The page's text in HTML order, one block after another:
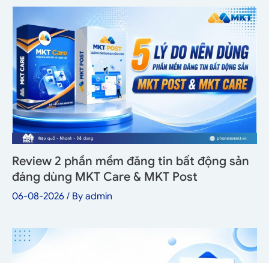
Review 2 phần mềm đăng tin bất động sản
đáng dùng MKT Care & MKT Post
06-08-2026 / By admin